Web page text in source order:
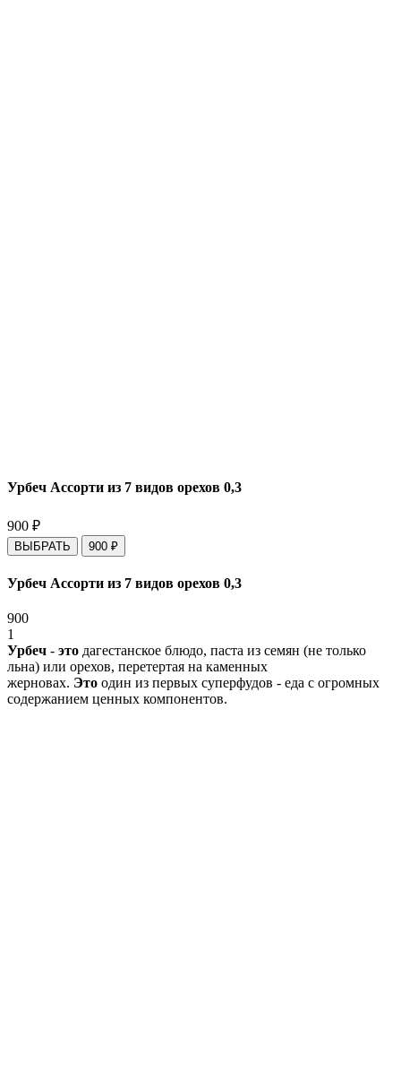
Урбеч Ассорти из 7 видов орехов 0,3
900 ₽
ВЫБРАТЬ 900 ₽
Урбеч Ассорти из 7 видов орехов 0,3
900
1
Урбеч - это дагестанское блюдо, паста из семян (не только
льна) или орехов, перетертая на каменных
жерновах. Это один из первых суперфудов - еда с огромных
содержанием ценных компонентов.